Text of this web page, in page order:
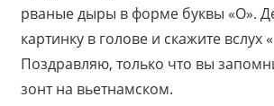
рваные дыры в форме буквы «О».
картинку в голове и скажите вслух
Поздравляю, только что вы
зонт на вьетнамском.